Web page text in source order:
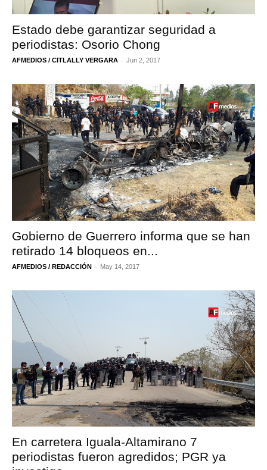
Estado debe garantizar seguridad a
periodistas: Osorio Chong
AFMEDIOS / CITLALLY VERGARA - Jun 2, 2017
Gobierno de Guerrero informa que se han
retirado 14 bloqueos en...
AFMEDIOS / REDACCIÓN - May 14, 2017
En carretera Iguala-Altamirano 7
periodistas fueron agredidos; PGR ya